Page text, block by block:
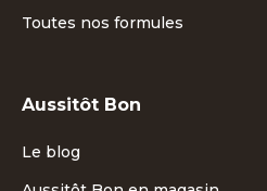
Toutes nos formules
Aussitôt Bon
Le blog